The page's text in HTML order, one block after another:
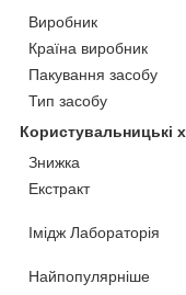
Виробник
Країна виробник
Пакування засобу
Тип засобу
Користувальницькі
Знижка
Екстракт
Імідж Лабораторія
Найпопулярніше